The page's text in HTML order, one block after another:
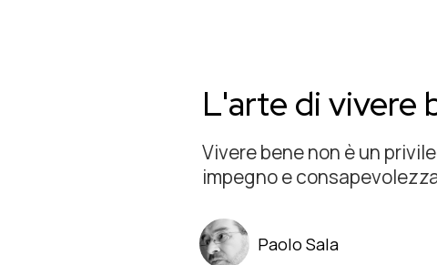
L'arte di vivere
Vivere bene non è un
impegno e
Paolo Sala